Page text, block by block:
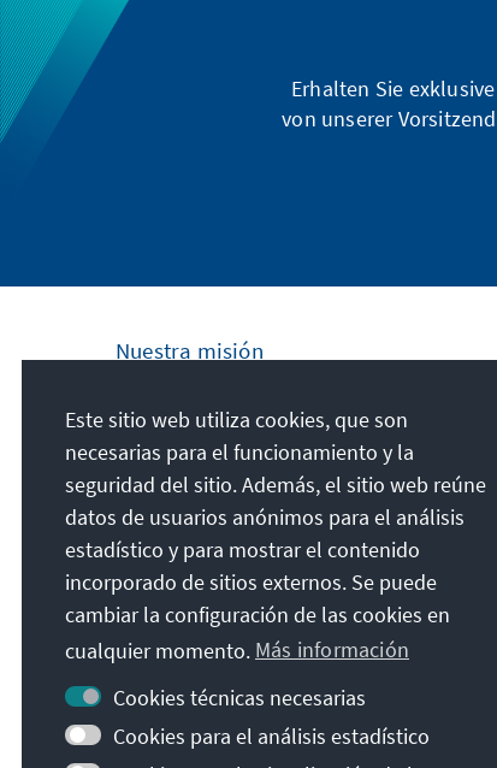
Erhalten Sie
von unserer
Nuestra misión
La Fundación Konrad Adenauer se
compromete a nivel nacional e
a fomentar los principios de Paz, Libertad
Justicia a través de la educación cívica y
formación política. Promovemos y
preservamos la democracia liberal, la
economía social de mercado y el
y la consolidación de un consenso de
valores.
Nuestra misión
Este sitio web utiliza cookies, que son
necesarias para el funcionamiento y la
seguridad del sitio. Además, el sitio web reúne
datos de usuarios anónimos para el análisis
estadístico y para mostrar el contenido
incorporado de sitios externos. Se puede
cambiar la configuración de las cookies en
cualquier momento. Más información
Cookies técnicas necesarias
Cookies para el análisis estadístico